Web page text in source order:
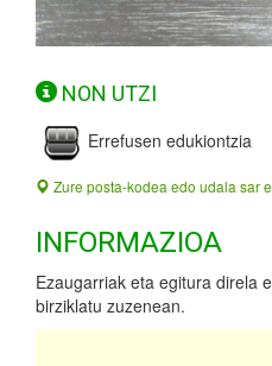
NON UTZI
Errefusen edukiontzia
Zure posta-kodea edo udala sar
INFORMAZIOA
Ezaugarriak eta egitura direla
birziklatu zuzenean.